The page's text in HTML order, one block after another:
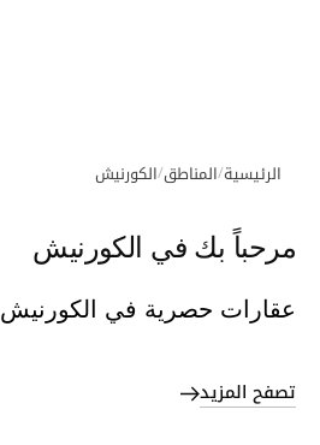
الرئيسية/المناطق/الكورنيش
مرحباً بك في الكورنيش
عقارات حصرية في الكورنيش
تصفح المزيد